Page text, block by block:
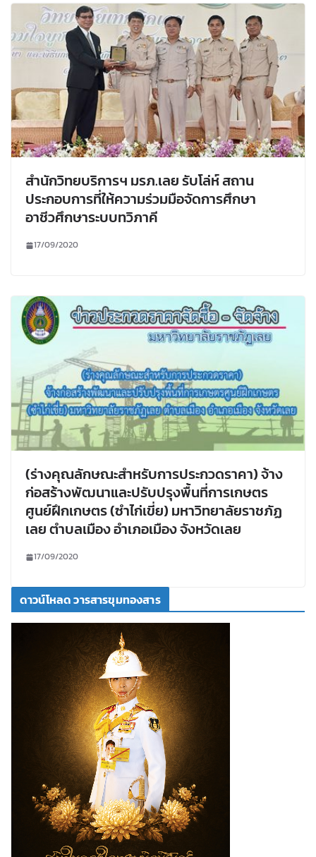
สำนักวิทยบริการฯ มรภ.เลย รับโล่ห์ สถาน
ประกอบการที่ให้ความร่วมมือจัดการศึกษา
อาชีวศึกษาระบบทวิภาคี
17/09/2020
(ร่างคุณลักษณะสำหรับการประกวดราคา) จ้าง
ก่อสร้างพัฒนาและปรับปรุงพื้นที่การเกษตร
ศูนย์ฝึกเกษตร (ซำไก่เขี่ย) มหาวิทยาลัยราชภัฏ
เลย ตำบลเมือง อำเภอเมือง จังหวัดเลย
17/09/2020
ดาวน์โหลด วารสารขุมทองสาร